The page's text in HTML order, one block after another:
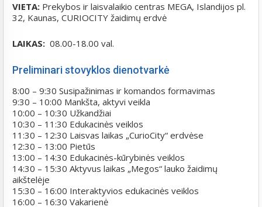
VIETA: Prekybos ir laisvalaikio centras MEGA, Islandijos pl.
32, Kaunas, CURIOCITY žaidimų erdvė
LAIKAS: 08.00-18.00 val.
Preliminari stovyklos dienotvarkė
8:00 – 9:30 Susipažinimas ir komandos formavimas
9:30 – 10:00 Mankšta, aktyvi veikla
10:00 – 10:30 Užkandžiai
10:30 – 11:30 Edukacinės veiklos
11:30 – 12:30 Laisvas laikas „CurioCity“ erdvėse
12:30 – 13:00 Pietūs
13:00 – 14:30 Edukacinės-kūrybinės veiklos
14:30 – 15:30 Aktyvus laikas „Megos“ lauko žaidimų
aikštelėje
15:30 – 16:00 Interaktyvios edukacinės veiklos
16:00 – 16:30 Vakarienė